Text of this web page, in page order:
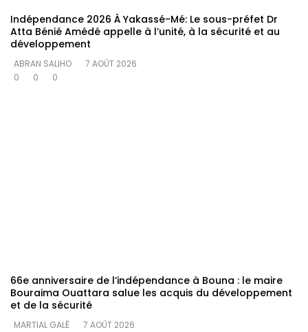
Indépendance 2026 À Yakassé-Mé: Le sous-préfet Dr
Atta Bénié Amédé appelle à l’unité, à la sécurité et au
développement
ABRAN SALIHO
7 AOÛT 2026
0
0 0
66e anniversaire de l’indépendance à Bouna : le maire
Bouraima Ouattara salue les acquis du développement
et de la sécurité
MARTIAL GALÉ
7 AOÛT 2026